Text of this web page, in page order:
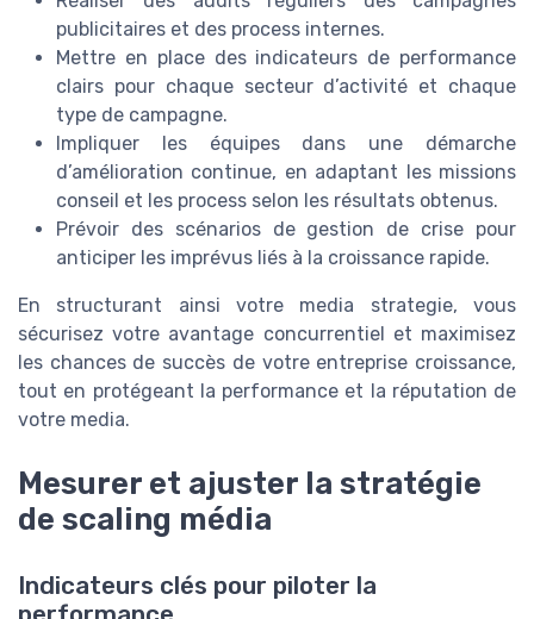
publicitaires et des process internes.
Mettre en place des indicateurs de performance
clairs pour chaque secteur d’activité et chaque
type de campagne.
Impliquer les équipes dans une démarche
d’amélioration continue, en adaptant les missions
conseil et les process selon les résultats obtenus.
Prévoir des scénarios de gestion de crise pour
anticiper les imprévus liés à la croissance rapide.
En structurant ainsi votre media strategie, vous
sécurisez votre avantage concurrentiel et maximisez
les chances de succès de votre entreprise croissance,
tout en protégeant la performance et la réputation de
votre media.
Mesurer et ajuster la stratégie
de scaling média
Indicateurs clés pour piloter la